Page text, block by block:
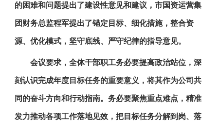
的困难和问题提出了建设性意见和建议，市国资运营集
团财务总监程军提出了锚定目标、细化措施，整合资
源、优化模式，坚守底线、严守纪律的指导意见。
会议要求，全体干部职工务必要提高政治站位，深
刻认识完成年度目标任务的重要意义，将其作为公司共
同的奋斗方向和行动指南。务必要聚焦重点难点，精准
发力推动各项工作落地见效，把目标任务分解到岗、落